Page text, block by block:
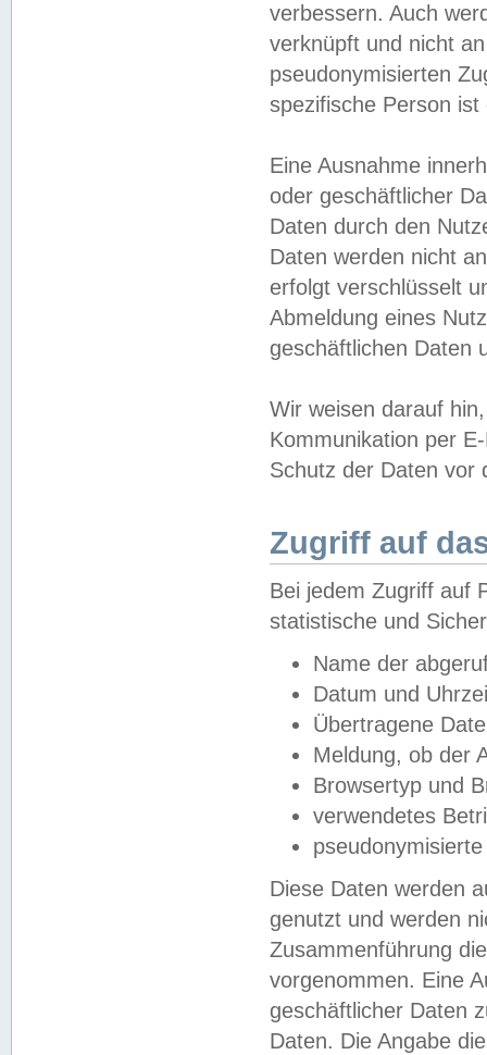
verbessern. Auch
verknüpft und nicht
pseudonymisierten
spezifische Person
Eine Ausnahme
oder geschäftlicher
Daten durch den
Daten werden nicht
erfolgt verschlüsselt
Abmeldung eines
geschäftlichen Daten
Wir weisen darauf
Kommunikation per
Schutz der Daten vor
Zugriff auf
Bei jedem Zugriff auf
statistische und
Name der
Datum und
Übertragene
Meldung, ob der
Browsertyp und
verwendetes
Diese Daten werden
genutzt und werden
Zusammenführung
vorgenommen. Eine
geschäftlicher Daten
Daten. Die Angabe